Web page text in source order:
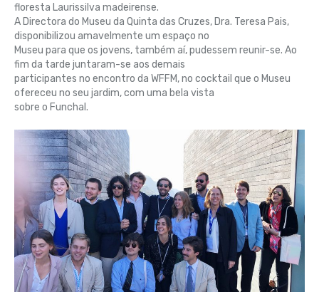
floresta Laurissilva madeirense.
A Directora do Museu da Quinta das Cruzes, Dra. Teresa Pais,
disponibilizou amavelmente um espaço no
Museu para que os jovens, também aí, pudessem reunir-se. Ao
fim da tarde juntaram-se aos demais
participantes no encontro da WFFM, no cocktail que o Museu
ofereceu no seu jardim, com uma bela vista
sobre o Funchal.